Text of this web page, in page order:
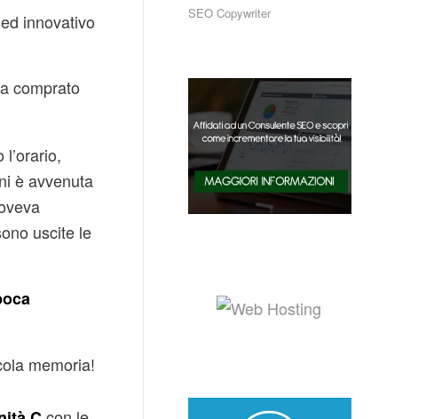
innovativo
comprato
è avvenuta
uscite le
memoria!
SEO Copywriter